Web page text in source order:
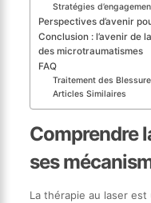
Stratégies
Perspectives d’avenir
Conclusion : l’avenir de
des microtraumatismes
FAQ
Traitement des
Articles Similaires
Comprendre
ses
La thérapie au laser